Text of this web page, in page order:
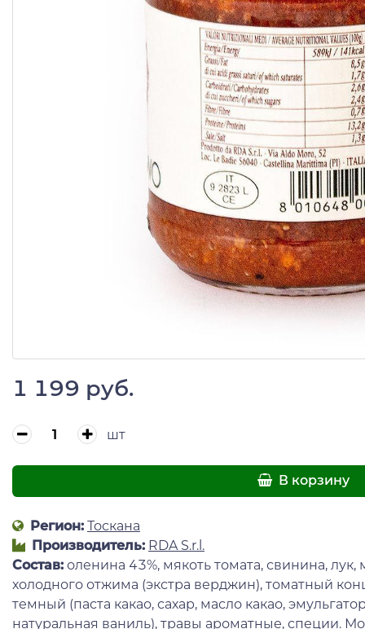
1 199 руб.
шт
В корзину
Регион: Тоскана
Производитель: RDA S.r.l.
Состав: оленина 43%, мякоть томата, свинина,
холодного отжима (экстра верджин), томатный
темный (паста какао, сахар, масло какао,
натуральная ваниль), травы ароматные, специи.